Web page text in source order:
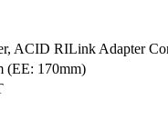
ACID RILink Adapter
(EE: 170mm)